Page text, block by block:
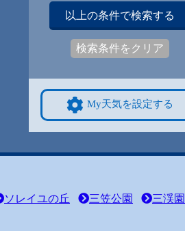
以上の条件で検索する
検索条件をクリア
My天気を設定する
ソレイユの丘 三笠公園
三渓園